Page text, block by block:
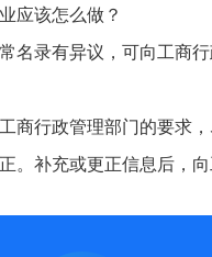
应该怎么做？
名录有异议，可向工商
商行政管理部门的要求
。补充或更正信息后，